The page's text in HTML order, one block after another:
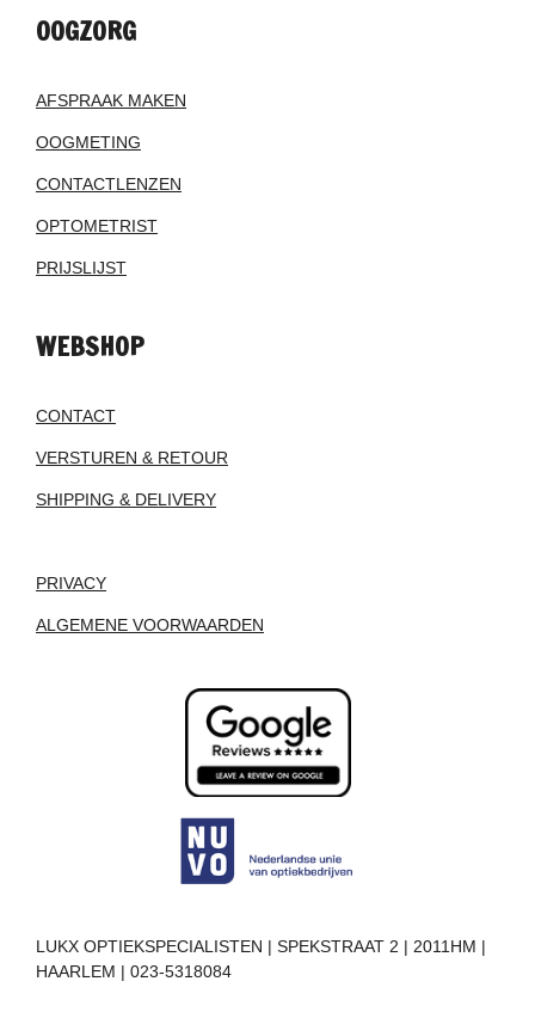
OOGZORG
AFSPRAAK MAKEN
OOGMETING
CONTACTLENZEN
OPTOMETRIST
PRIJSLIJST
WEBSHOP
CONTACT
VERSTUREN & RETOUR
SHIPPING & DELIVERY
PRIVACY
ALGEMENE VOORWAARDEN
LUKX OPTIEKSPECIALISTEN | SPEKSTRAAT 2 | 2011HM |
HAARLEM | 023-5318084